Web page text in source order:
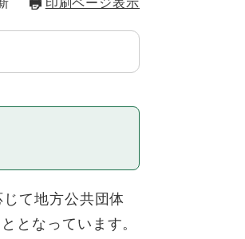
印刷ページ表示
て地方公共団体
となっています。